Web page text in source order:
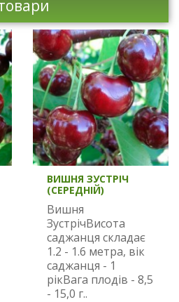
ВИШНЯ ЗУСТРІЧ
(СЕРЕДНІЙ)
Вишня
ЗустрічВисота
саджанця складає
1.2 - 1.6 метра, вік
саджанця - 1
рікВага плодів - 8,5
- 15,0 г..